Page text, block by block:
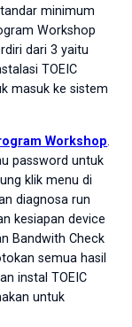
minimum
Workshop
dari 3 yaitu
TOEIC
masuk ke sistem
Workshop
password untuk
klik menu di
diagnosa run
kesiapan device
Bandwith Check
semua hasil
instal TOEIC
untuk